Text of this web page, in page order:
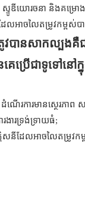
ទូឌីយោរចនា និងគម្រោ
វបានសាកល្បង
េប្រើជាទូទៅនៅក្
ដំណើរការមានស្ថេរភាព
ងារទ្រង់ទ្រាយធំ;